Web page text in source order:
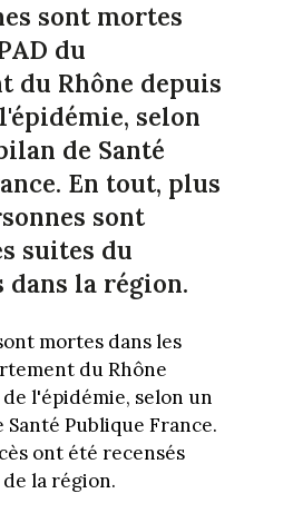
sont mortes
du
du Rhône depuis
selon
de Santé
En tout, plus
sont
suites du
la région.
mortes dans les
du Rhône
l'épidémie, selon un
Publique France.
ont été recensés
de la région.